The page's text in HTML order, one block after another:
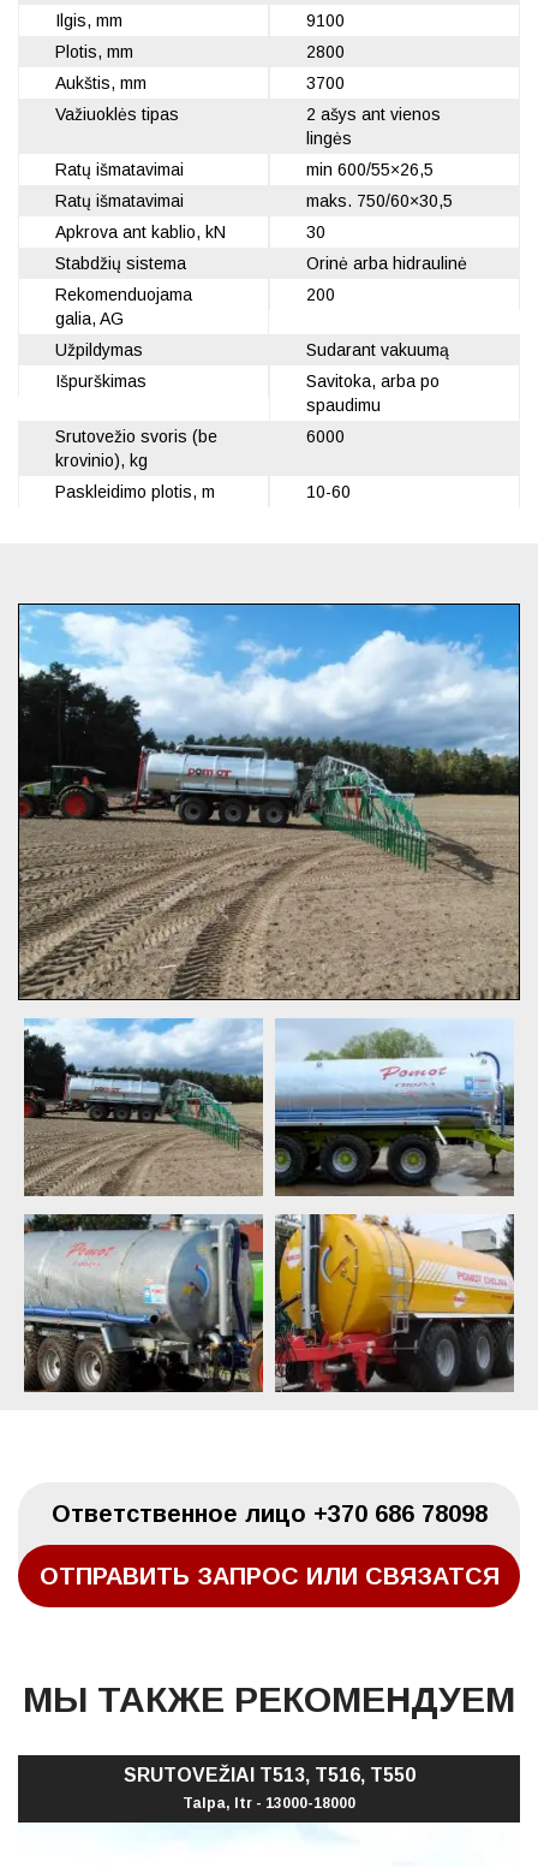
Ilgis, mm
Plotis, mm
Aukštis, mm
Važiuoklės tipas
Ratų išmatavimai
Ratų išmatavimai
Apkrova ant kablio, kN
Stabdžių sistema
Rekomenduojama
galia, AG
Užpildymas
Išpurškimas
Srutovežio svoris (be
krovinio), kg
Paskleidimo plotis, m
9100
2800
3700
2 ašys ant vienos
lingės
min 600/55×26,5
maks. 750/60×30,5
30
Orinė arba hidraulinė
200
Sudarant vakuumą
Savitoka, arba po
spaudimu
6000
10-60
Oтветственное лицо +370 686 78098
ОТПРАВИТЬ ЗАПРОС ИЛИ СВЯЗАТСЯ
МЫ ТАКЖЕ РЕКОМЕНДУЕМ
SRUTOVEŽIAI T513, T516, T550
Talpa, ltr - 13000-18000